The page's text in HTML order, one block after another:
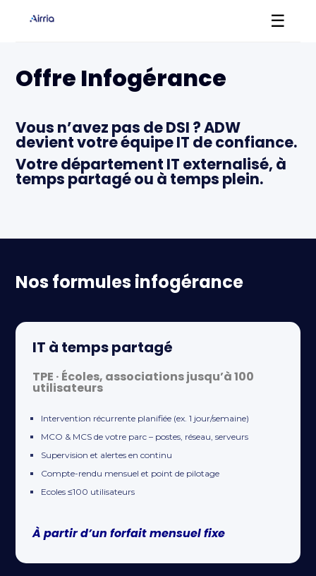
☰
Offre Infogérance
Vous n’avez pas de DSI ? ADW
devient votre équipe IT de confiance.
Votre département IT externalisé, à
temps partagé ou à temps plein.
Nos formules infogérance
IT à temps partagé
TPE · Écoles, associations jusqu’à 100
utilisateurs
Intervention récurrente planifiée (ex. 1 jour/semaine)
MCO & MCS de votre parc – postes, réseau, serveurs
Supervision et alertes en continu
Compte-rendu mensuel et point de pilotage
Ecoles ≤100 utilisateurs
À partir d’un forfait mensuel fixe